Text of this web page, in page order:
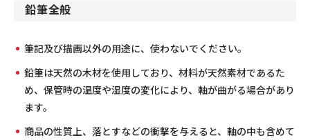
鉛筆全般
筆記及び描画以外の用途に、使わないでください。
鉛筆は天然の木材を使用しており、材料が天然素材であるた
め、保管時の温度や湿度の変化により、軸が曲がる場合があり
ます。
商品の性質上、落とすなどの衝撃を与えると、軸の中も含めて